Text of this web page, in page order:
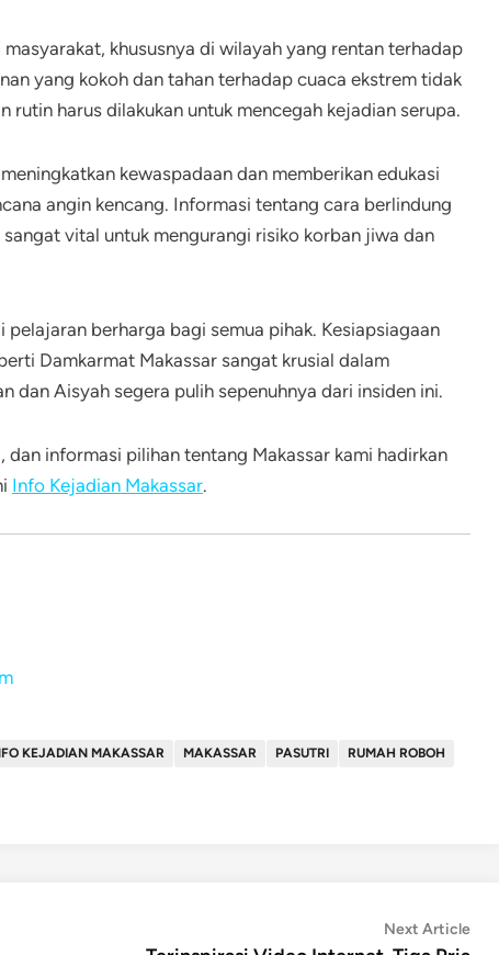
khususnya di wilayah yang rentan terhadap
yang kokoh dan tahan terhadap cuaca ekstrem tidak
rutin harus dilakukan untuk mencegah kejadian serupa.
kewaspadaan dan memberikan edukasi
angin kencang. Informasi tentang cara berlindung
vital untuk mengurangi risiko korban jiwa dan
pelajaran berharga bagi semua pihak. Kesiapsiagaan
Damkarmat Makassar sangat krusial dalam
dan Aisyah segera pulih sepenuhnya dari insiden ini.
informasi pilihan tentang Makassar kami hadirkan
Info Kejadian Makassar.
KEJADIAN MAKASSAR MAKASSAR PASUTRI RUMAH ROBOH
Next ArticleNext